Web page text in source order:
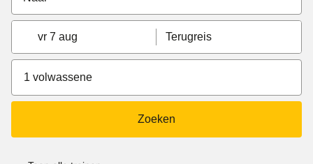
vr 7 aug Terugreis
1 volwassene
Zoeken